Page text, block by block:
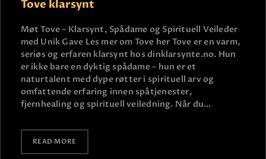
VIPPS
JOBBE SOM KLARSYNT
FAQ
KONTAKT OSS
Tove klarsynt
Møt Tove – Klarsynt, Spådame og Spirituell Veileder
med Unik Gave Les mer om Tove her Tove er en varm,
seriøs og erfaren klarsynt hos dinklarsynte.no. Hun
er ikke bare en dyktig spådame – hun er et
naturtalent med dype røtter i spirituell arv og
omfattende erfaring innen spåtjenester,
fjernhealing og spirituell veiledning. Når du…
READ MORE